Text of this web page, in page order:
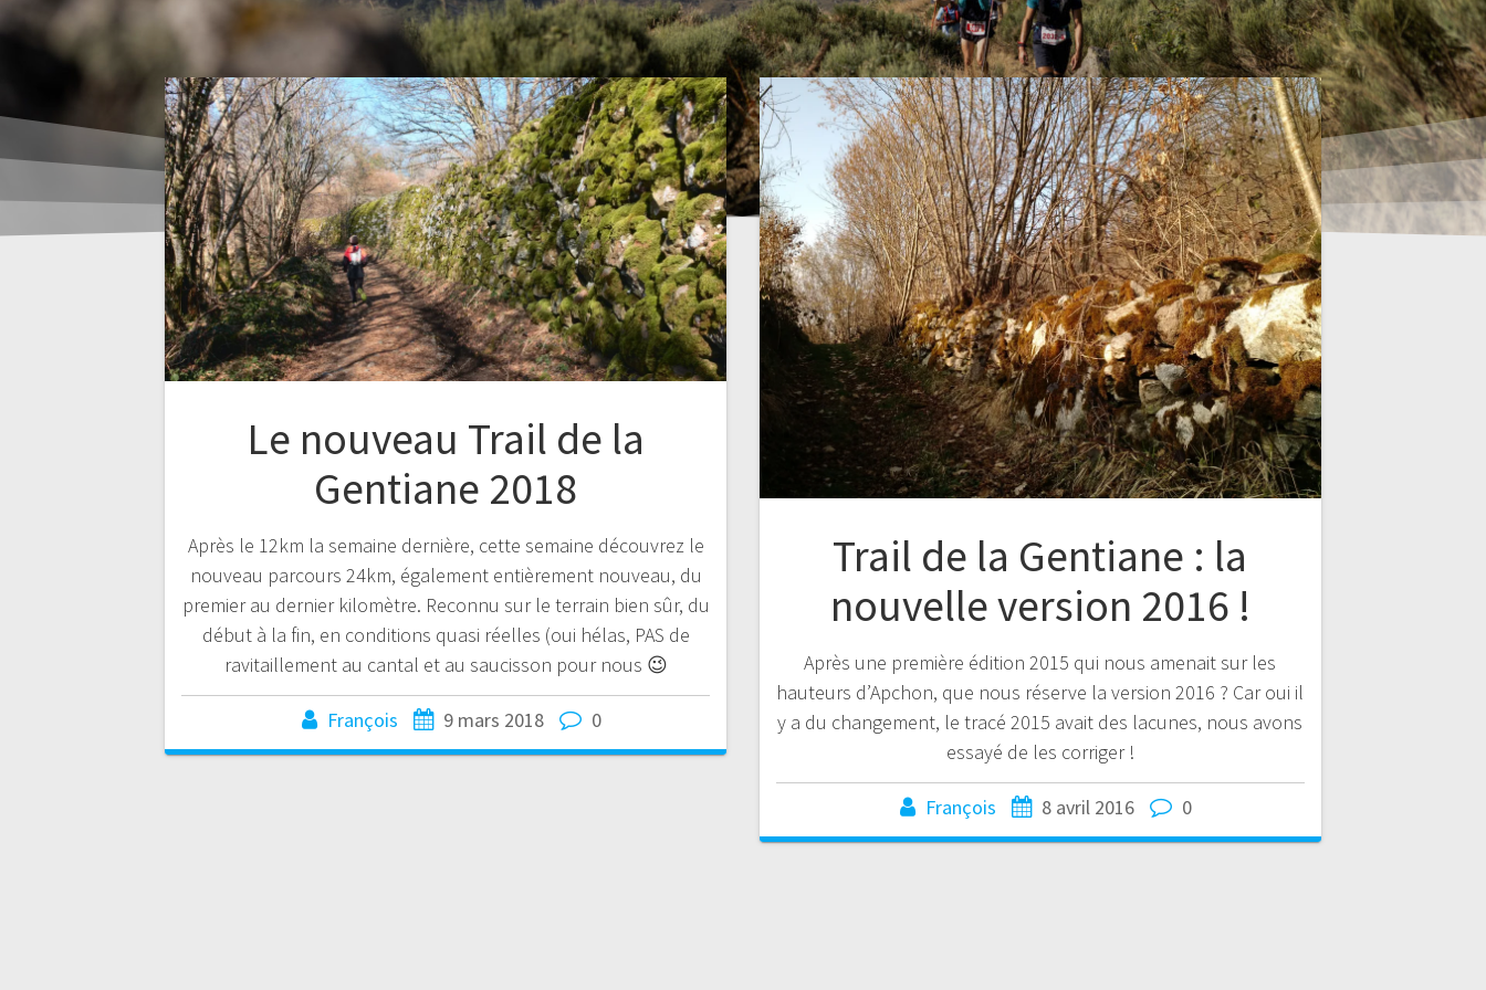
Le nouveau Trail de la
Gentiane 2018
Après le 12km la semaine dernière, cette semaine découvrez le
nouveau parcours 24km, également entièrement nouveau, du
premier au dernier kilomètre. Reconnu sur le terrain bien sûr, du
début à la fin, en conditions quasi réelles (oui hélas, PAS de
ravitaillement au cantal et au saucisson pour nous 😉
François 9 mars 2018 0
Trail de la Gentiane : la
nouvelle version 2016 !
Après une première édition 2015 qui nous amenait sur les
hauteurs d’Apchon, que nous réserve la version 2016 ? Car oui il
y a du changement, le tracé 2015 avait des lacunes, nous avons
essayé de les corriger !
François 8 avril 2016 0